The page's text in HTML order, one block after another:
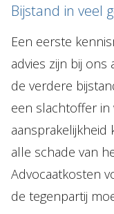
Bijstand in veel
Een eerste
advies zijn bij
de verdere
een slachtoffer in
aansprakelijkheid
alle schade van
Advocaatkosten
de tegenpartij